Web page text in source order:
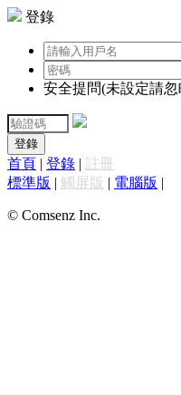
登錄
安全提問(未設定請忽
登錄
首頁 | 登錄 | 註冊
標準版 | 觸屏版 | 電腦版 |
© Comsenz Inc.